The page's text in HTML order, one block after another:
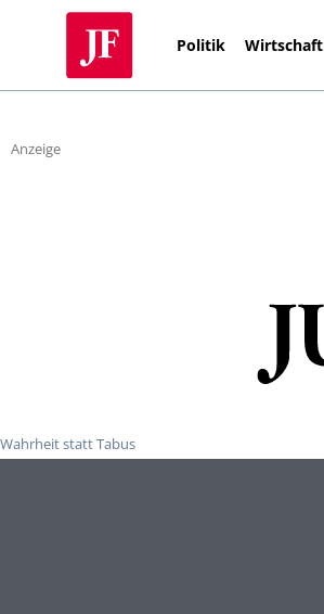
Politik Wirtschaft
Anzeige
Wahrheit statt Tabus